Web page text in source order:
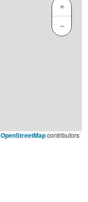
+
−
OpenStreetMapcontributors